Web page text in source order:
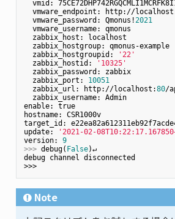
vmid:
vmware_endpoint: http://
  vmware_password: Qmonus!
2021
  vmware_username: qmonus
  zabbix_host: localhost
  zabbix_hostgroup: qmonus-example
  zabbix_hostgroupid:
'22'
  zabbix_hostid:
'10325'
  zabbix_password: zabbix
  zabbix_port:
10051
  zabbix_url: http://localhost:
80/
  zabbix_username: Admin
enable: true
hostname: CSR1000v
target_id:
update:
'2021-02-
version: 9
>>> debug( False)↵
debug channel disconnected
>>>
Note